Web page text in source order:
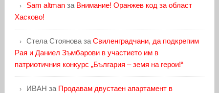
Sam altmanза Внимание! Оранжев код за област
Хасково!
Стела Стояноваза Свиленградчани, да подкрепим
Рая и Даниел Зъмбарови в участието им в
патриотичния конкурс „България – земя на герои!“
ИВАН за Продавам двустаен апартамент в